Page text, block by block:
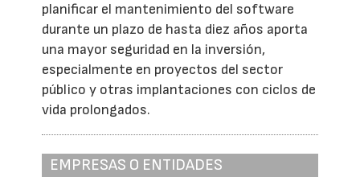
planificar el mantenimiento del software
durante un plazo de hasta diez años aporta
una mayor seguridad en la inversión,
especialmente en proyectos del sector
público y otras implantaciones con ciclos de
vida prolongados.
EMPRESAS O ENTIDADES